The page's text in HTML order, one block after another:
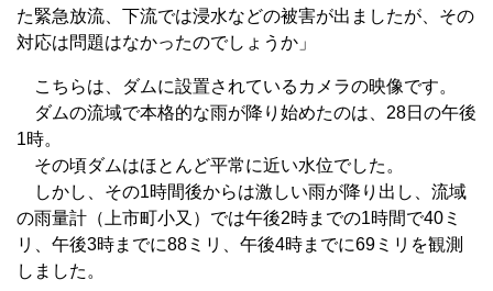
た緊急放流、下流では浸水などの被害が出ましたが、その
対応は問題はなかったのでしょうか」
こちらは、ダムに設置されているカメラの映像です。
ダムの流域で本格的な雨が降り始めたのは、28日の午後
1時。
その頃ダムはほとんど平常に近い水位でした。
しかし、その1時間後からは激しい雨が降り出し、流域
の雨量計（上市町小又）では午後2時までの1時間で40ミ
リ、午後3時までに88ミリ、午後4時までに69ミリを観測
しました。